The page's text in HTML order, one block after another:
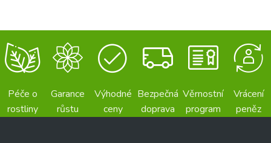
Péče o
rostliny
Garance
růstu
Výhodné
ceny
Bezpečná
doprava
Věrnostní
program
Vrácení
peněz